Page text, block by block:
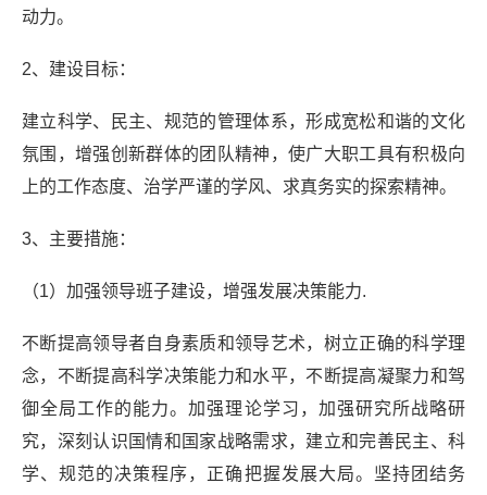
动力。
2、建设目标：
建立科学、民主、规范的管理体系，形成宽松和谐的文化
氛围，增强创新群体的团队精神，使广大职工具有积极向
上的工作态度、治学严谨的学风、求真务实的探索精神。
3、主要措施：
（1）加强领导班子建设，增强发展决策能力.
不断提高领导者自身素质和领导艺术，树立正确的科学理
念，不断提高科学决策能力和水平，不断提高凝聚力和驾
御全局工作的能力。加强理论学习，加强研究所战略研
究，深刻认识国情和国家战略需求，建立和完善民主、科
学、规范的决策程序，正确把握发展大局。坚持团结务